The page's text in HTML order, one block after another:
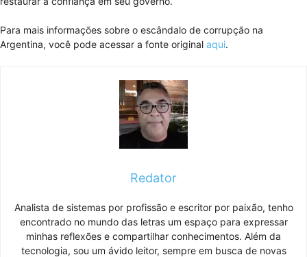
Para mais informações sobre o escândalo de corrupção na
Argentina, você pode acessar a fonte original aqui.
Redator
Analista de sistemas por profissão e escritor por paixão, tenho
encontrado no mundo das letras um espaço para expressar
minhas reflexões e compartilhar conhecimentos. Além da
tecnologia, sou um ávido leitor, sempre em busca de novas